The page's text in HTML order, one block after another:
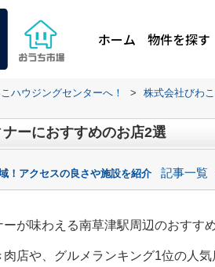
ホーム 物件を探す
ハウジングセンターへ！ > 株式会社びわ
ーにおすすめのお店2選
！アクセスの良さや施設を紹介 記事一覧
が味わえる南草津駅周辺のおすす
店や、グルメランキング1位の人